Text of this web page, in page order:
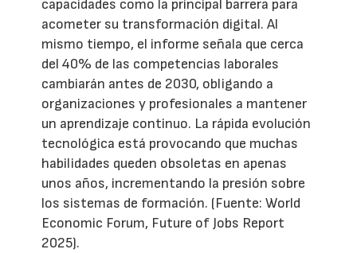
capacidades como la principal barrera para
acometer su transformación digital. Al
mismo tiempo, el informe señala que cerca
del 40% de las competencias laborales
cambiarán antes de 2030, obligando a
organizaciones y profesionales a mantener
un aprendizaje continuo. La rápida evolución
tecnológica está provocando que muchas
habilidades queden obsoletas en apenas
unos años, incrementando la presión sobre
los sistemas de formación. (Fuente: World
Economic Forum, Future of Jobs Report
2025).